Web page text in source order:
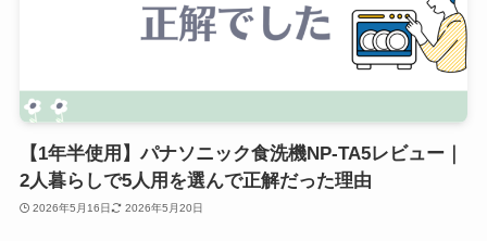
【1年半使用】パナソニック食洗機NP-TA5レビュー｜
2人暮らしで5人用を選んで正解だった理由
2026年5月16日 2026年5月20日